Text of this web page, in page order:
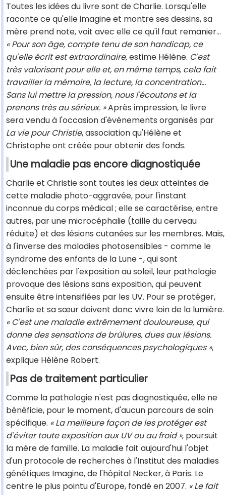
Toutes les idées du livre sont de Charlie. Lorsqu'elle
raconte ce qu'elle imagine et montre ses dessins, sa
mère prend note, voit avec elle ce qu'il faut remanier…
« Pour son âge, compte tenu de son handicap, ce
qu'elle écrit est extraordinaire,estime Hélène. C'est
très valorisant pour elle et, en même temps, cela fait
travailler la mémoire, la lecture, la concentration…
Sans lui mettre la pression, nous l'écoutons et la
prenons très au sérieux. »Après impression, le livre
sera vendu à l'occasion d'événements organisés par
La vie pour Christie, association qu'Hélène et
Christophe ont créée pour obtenir des fonds.
Une maladie pas encore diagnostiquée
Charlie et Christie sont toutes les deux atteintes de
cette maladie photo-aggravée, pour l'instant
inconnue du corps médical ; elle se caractérise, entre
autres, par une microcéphalie (taille du cerveau
réduite) et des lésions cutanées sur les membres. Mais,
à l'inverse des maladies photosensibles - comme le
syndrome des enfants de la Lune -, qui sont
déclenchées par l'exposition au soleil, leur pathologie
provoque des lésions sans exposition, qui peuvent
ensuite être intensifiées par les UV. Pour se protéger,
Charlie et sa sœur doivent donc vivre loin de la lumière.
« C'est une maladie extrêmement douloureuse, qui
donne des sensations de brûlures, dues aux lésions.
Avec, bien sûr, des conséquences psychologiques »,
explique Hélène Robert.
Pas de traitement particulier
Comme la pathologie n'est pas diagnostiquée, elle ne
bénéficie, pour le moment, d'aucun parcours de soin
spécifique. « La meilleure façon de les protéger est
d'éviter toute exposition aux UV ou au froid », poursuit
la mère de famille. La maladie fait aujourd'hui l'objet
d'un protocole de recherches à l'Institut des maladies
génétiques Imagine, de l'hôpital Necker, à Paris. Le
centre le plus pointu d'Europe, fondé en 2007. « Le fait